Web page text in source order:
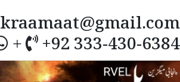
kraamaat@gmail.com
+ +92 333-430-6384